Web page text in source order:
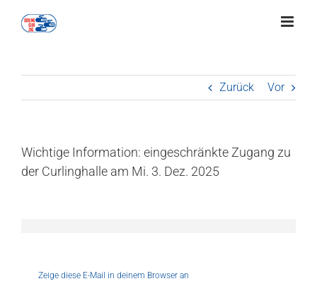
Inhalt
Zurück Vor
Wichtige Information: eingeschränkte Zugang zu
der Curlinghalle am Mi. 3. Dez. 2025
Zeige diese E-Mail in deinem Browser an